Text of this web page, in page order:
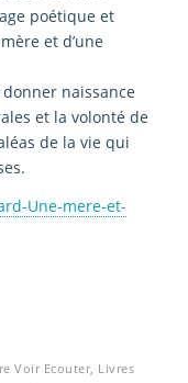
poétique et
et d’une
naissance
et la volonté de
de la vie qui
Une-mere-et-
Voir Ecouter, Livres